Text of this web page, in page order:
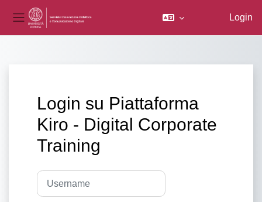
Pannello laterale
Login
Login su Piattaforma
Kiro - Digital Corporate
Training
Username